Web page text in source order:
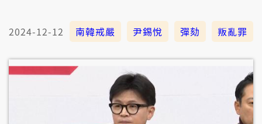
2024-12-12 南韓戒嚴 尹錫悅 彈劾 叛亂罪